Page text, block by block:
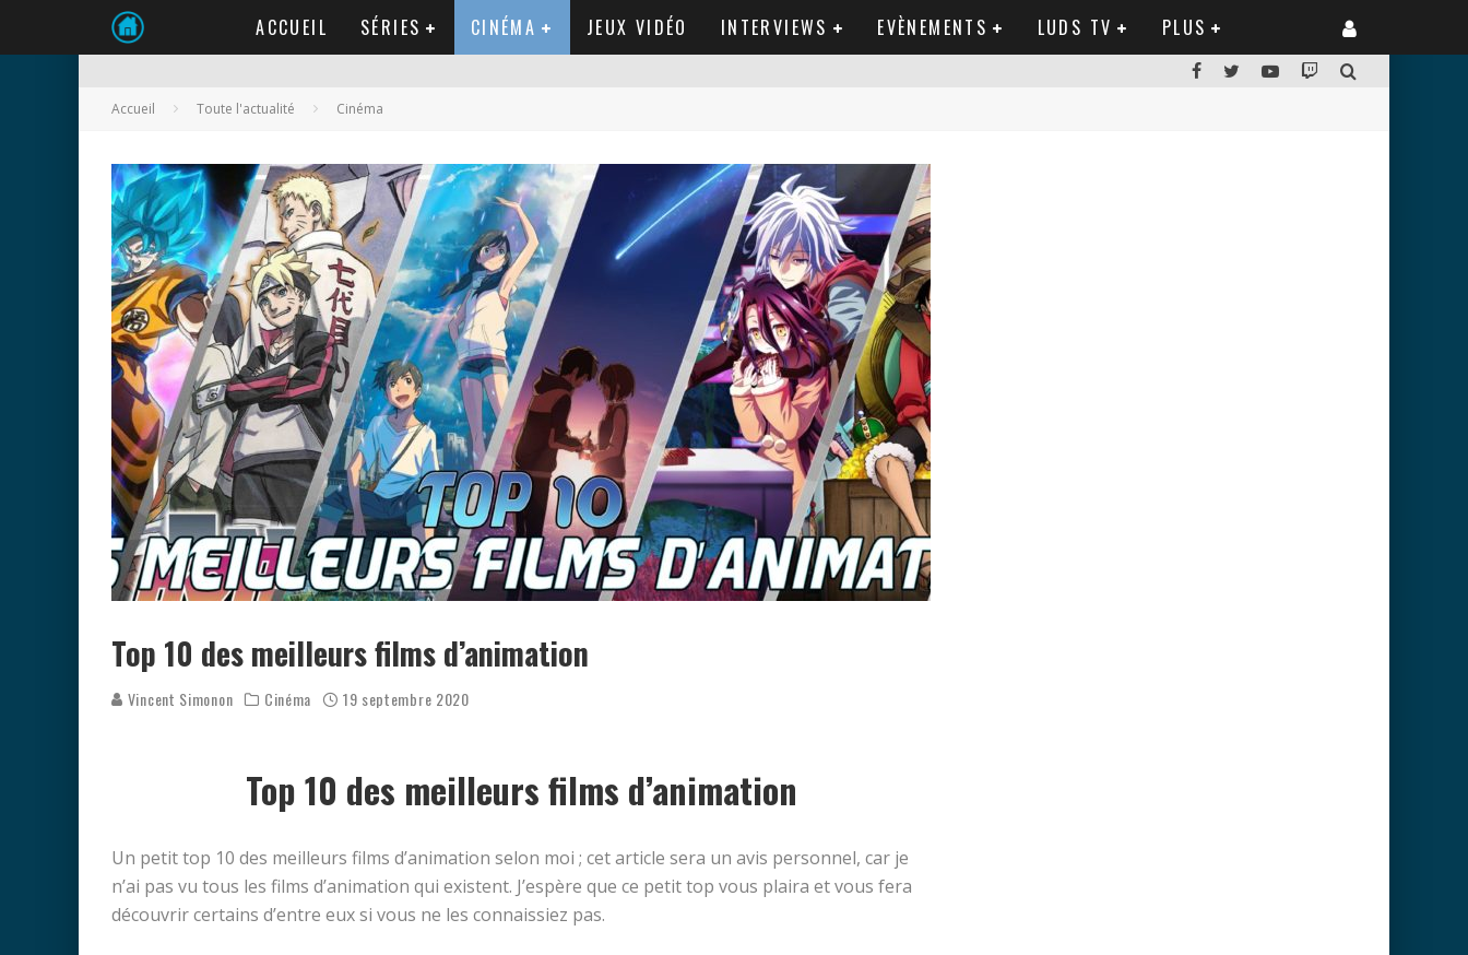
ACCUEIL SÉRIES CINÉMA JEUX VIDÉO INTERVIEWS EVÈNEMENTS LUDS TV PLUS
Accueil Toute l'actualité Cinéma
Top 10 des meilleurs films d’animation
Vincent Simonon Cinéma 19 septembre 2020
Top 10 des meilleurs films d’animation
Un petit top 10 des meilleurs films d’animation selon moi ; cet article sera un avis personnel, car je
n’ai pas vu tous les films d’animation qui existent. J’espère que ce petit top vous plaira et vous fera
découvrir certains d’entre eux si vous ne les connaissiez pas.